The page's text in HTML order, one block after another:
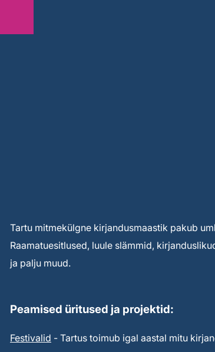
Tartu mitmekülgne kirjandusmaastik pakub
Raamatuesitlused, luule slämmid,
ja palju muud.
Peamised üritused ja projektid:
Festivalid - Tartus toimub igal aastal mitu